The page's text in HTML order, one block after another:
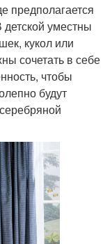
предполагается
уместны
кукол или
сочетать в себе
чтобы
будут